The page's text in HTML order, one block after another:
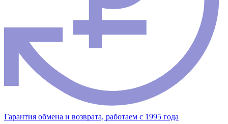
Гарантия обмена и возврата, работаем с 1995 года